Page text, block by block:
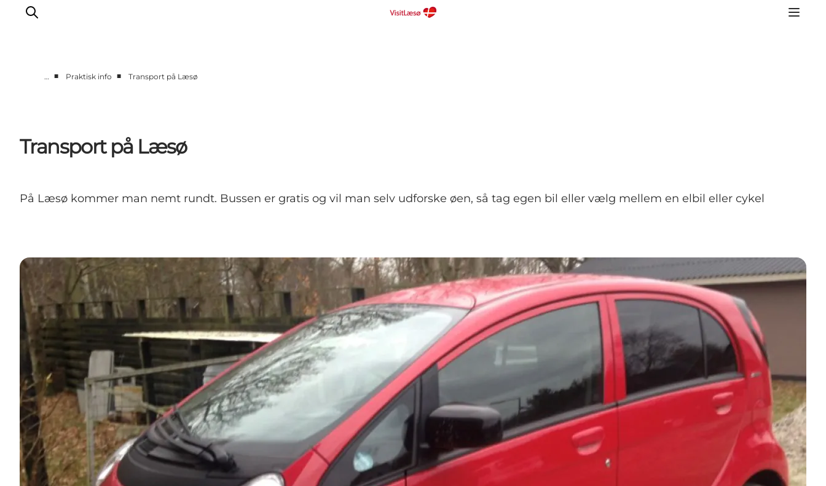
Oplevelser
Overnatning
Praktisk info
Åbningstider
… ■ Praktisk info ■ Transport på Læsø
Transport på Læsø
På Læsø kommer man nemt rundt. Bussen er gratis og vil man selv udforske øen, så tag egen bil eller vælg mellem en elbil eller cykel